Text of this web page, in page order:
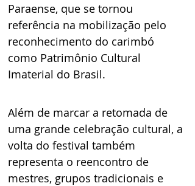
Paraense, que se tornou
referência na mobilização pelo
reconhecimento do carimbó
como Patrimônio Cultural
Imaterial do Brasil.
Além de marcar a retomada de
uma grande celebração cultural, a
volta do festival também
representa o reencontro de
mestres, grupos tradicionais e